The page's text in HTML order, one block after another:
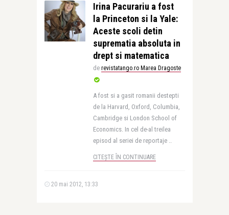
Irina Pacurariu a fost
la Princeton si la Yale:
Aceste scoli detin
suprematia absoluta in
drept si matematica
de revistatango.ro Marea Dragoste
A fost si a gasit romanii destepti
de la Harvard, Oxford, Columbia,
Cambridge si London School of
Economics. In cel de-al treilea
episod al seriei de reportaje ..
CITEȘTE ÎN CONTINUARE
20 mai 2012, 13:33